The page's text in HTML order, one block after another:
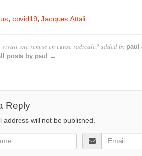
, covid19, Jacques Attali
vivait une remise en cause radicale? added by paul
posts by paul →
Reply
address will not be published.